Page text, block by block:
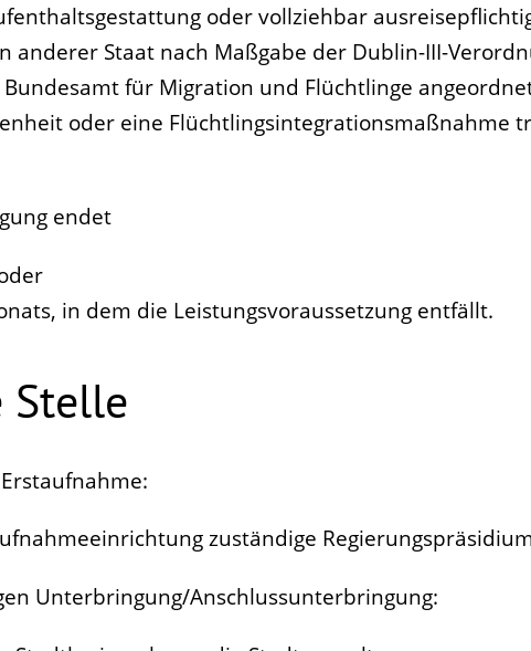
oder vollziehbar
anderer Staat nach Maßgabe der Dublin-III-
Bundesamt für Migration und Flüchtlinge
oder eine Flüchtlingsintegrationsmaßnahme
endet
in dem die Leistungsvoraussetzung entfällt.
Stelle
zuständige
Unterbringung/Anschlussunterbringung: